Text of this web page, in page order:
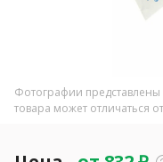
Фотографии
товара может отличаться